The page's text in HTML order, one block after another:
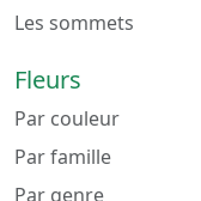
Les sommets
Fleurs
Par couleur
Par famille
Par genre